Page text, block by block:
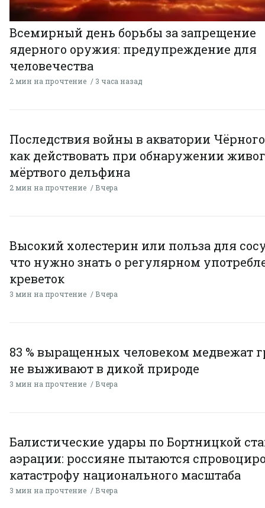
Всемирный день борьбы за запрещение
ядерного оружия: предупреждение для
человечества
2 мин на прочтение 3 часа назад
Последствия войны в акватории
как действовать при обнаружении
мёртвого дельфина
2 мин на прочтение Вчера
Высокий холестерин или польза для
что нужно знать о регулярном
креветок
3 мин на прочтение Вчера
83 % выращенных человеком медвежат
не выживают в дикой природе
3 мин на прочтение Вчера
Балистические удары по Бортницкой
аэрации: россияне пытаются
катастрофу национального масштаба
3 мин на прочтение Вчера